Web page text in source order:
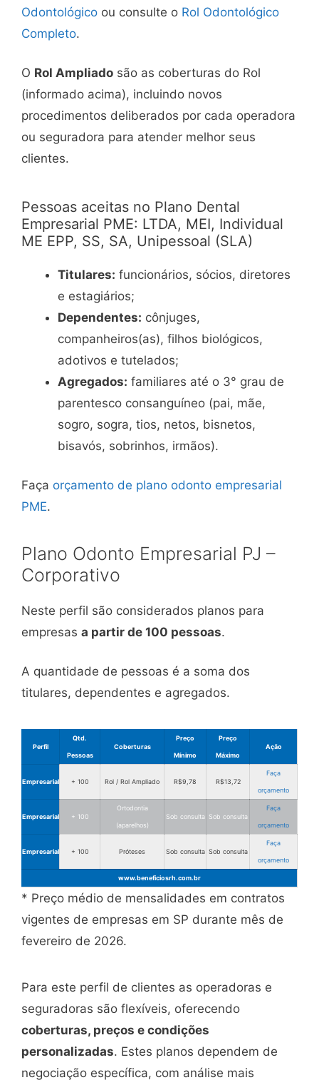
Odontológico ou consulte o Rol Odontológico
Completo.
O Rol Ampliado são as coberturas do Rol
(informado acima), incluindo novos
procedimentos deliberados por cada operadora
ou seguradora para atender melhor seus
clientes.
Pessoas aceitas no Plano Dental
Empresarial PME: LTDA, MEI, Individual
ME EPP, SS, SA, Unipessoal (SLA)
Titulares: funcionários, sócios, diretores
e estagiários;
Dependentes: cônjuges,
companheiros(as), filhos biológicos,
adotivos e tutelados;
Agregados: familiares até o 3° grau de
parentesco consanguíneo (pai, mãe,
sogro, sogra, tios, netos, bisnetos,
bisavós, sobrinhos, irmãos).
Faça orçamento de plano odonto empresarial
PME.
Plano Odonto Empresarial PJ –
Corporativo
Neste perfil são considerados planos para
empresas a partir de 100 pessoas.
A quantidade de pessoas é a soma dos
titulares, dependentes e agregados.
Perfil
Qtd.
Pessoas
Coberturas
Preço
Mínimo
Preço
Máximo
Ação
Empresarial + 100 Rol / Rol Ampliado R$9,78 R$13,72
Faça
orçamento
Empresarial + 100
Ortodontia
(aparelhos)
Sob consulta Sob consulta
Faça
orçamento
Empresarial + 100 Próteses Sob consulta Sob consulta
Faça
orçamento
www.beneficiosrh.com.br
* Preço médio de mensalidades em contratos
vigentes de empresas em SP durante mês de
fevereiro de 2026.
Para este perfil de clientes as operadoras e
seguradoras são flexíveis, oferecendo
coberturas, preços e condições
personalizadas. Estes planos dependem de
negociação específica, com análise mais